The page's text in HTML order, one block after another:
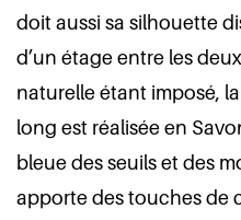
doit aussi sa silhouette
d’un étage entre les
naturelle étant imposé,
long est réalisée en
bleue des seuils et des
apporte des touches de